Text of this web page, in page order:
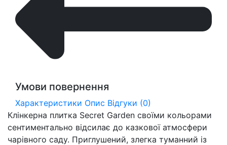
Умови повернення
Характеристики Опис Відгуки (0)
Клінкерна плитка Secret Garden своїми кольорами
сентиментально відсилає до казкової атмосфери
чарівного саду. Приглушений, злегка туманний із